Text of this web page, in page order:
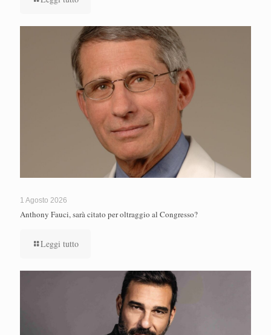
1 Agosto 2026
Anthony Fauci, sarà citato per oltraggio al Congresso?
Leggi tutto